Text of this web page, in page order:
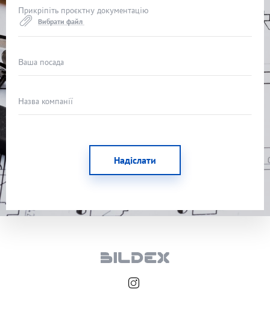
Прикріпіть проєктну документацію
Вибрати файл
Ваша посада
Назва компанії
Надіслати